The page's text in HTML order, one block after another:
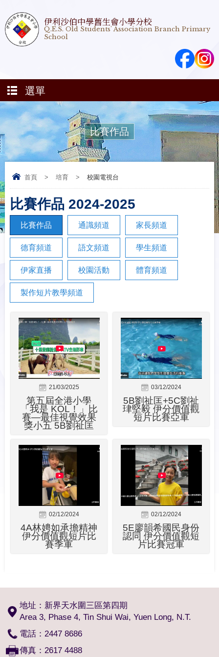
伊利沙伯中學舊生會小學分校
Q.E.S. Old Students' Association Branch Primary
School
選單
比賽作品
首頁 > 培育 > 校園電視台
比賽作品 2024-2025
比賽作品 通識頻道 家長頻道
德育頻道 語文頻道 學生頻道
伊家直播 校園活動 體育頻道
製作短片教學頻道
21/03/2025
第五屆全港小學
「我是 KOL！」比
賽—最佳視覺效果
獎小五 5B劉祉匡
03/12/2024
5B劉祉匡+5C劉祉
珒堅毅 伊分價值觀
短片比賽亞軍
02/12/2024
4A林娉如承擔精神
伊分價值觀短片比
賽季軍
02/12/2024
5E廖韻希國民身份
認同 伊分價值觀短
片比賽冠軍
地址：新界天水圍三區第四期
Area 3, Phase 4, Tin Shui Wai, Yuen Long, N.T.
電話：2447 8686
傳真：2617 4488